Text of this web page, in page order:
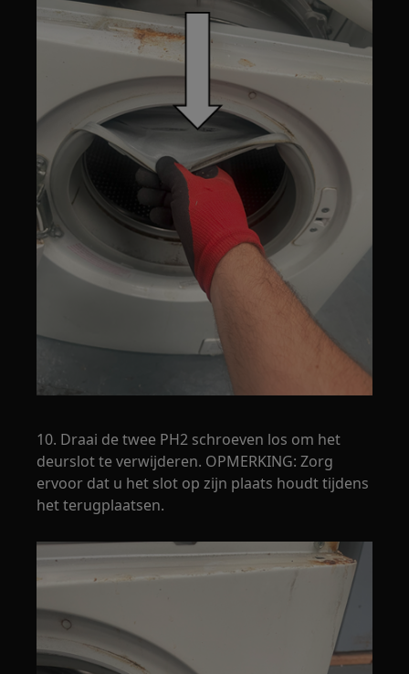
10. Draai de twee PH2 schroeven los om het
deurslot te verwijderen. OPMERKING: Zorg
ervoor dat u het slot op zijn plaats houdt tijdens
het terugplaatsen.